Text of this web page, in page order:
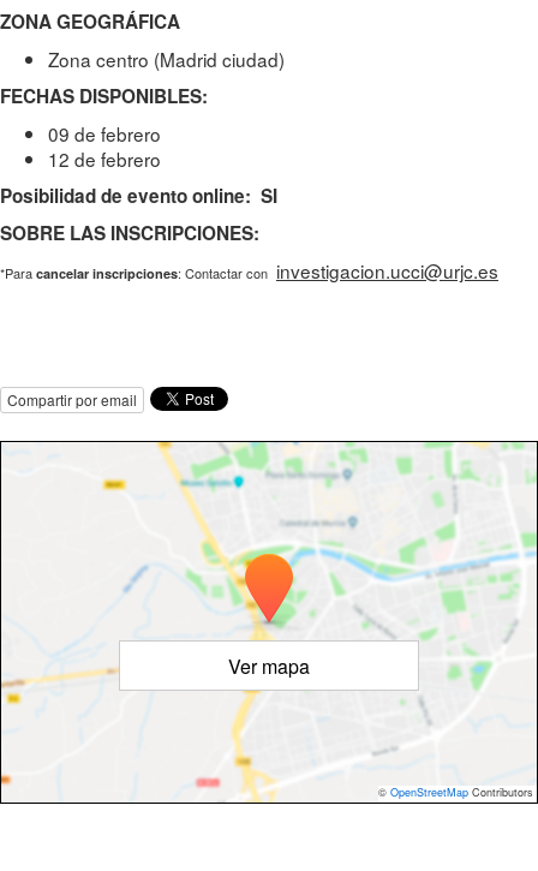
ZONA GEOGRÁFICA
Zona centro (Madrid ciudad)
FECHAS DISPONIBLES:
09 de febrero
12 de febrero
Posibilidad de evento online: SI
SOBRE LAS INSCRIPCIONES:
*Para cancelar inscripciones: Contactar con investigacion.ucci@urjc.es
Compartir por email
Ver mapa
© OpenStreetMap Contributors